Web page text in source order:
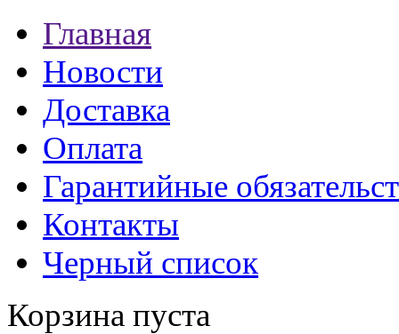
Главная
Новости
Доставка
Оплата
Гарантийные
Контакты
Черный список
Корзина пуста